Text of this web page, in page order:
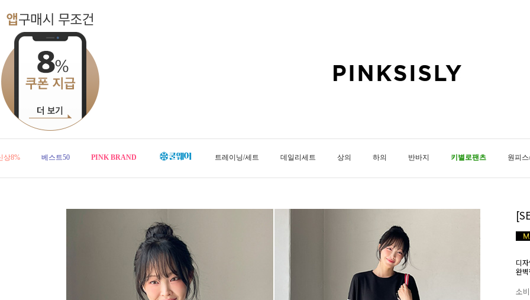
상8% 베스트50 PINK BRAND 트레이닝/세트 데일리세트 상의 하의 반바지 키별로팬츠 원피
디
완
소